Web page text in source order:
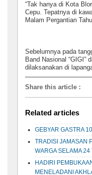
“Tak hanya di Kota
Cepu. Tepatnya di
Malam Pergantian
Sebelumnya pada
Band Nasional “GIGI”
dilaksanakan di
Share this article :
Related articles
GEBYAR GASTRA
TRADISI JAMASAN
WARGA SELAMA 24
HADIRI
MENELADANI